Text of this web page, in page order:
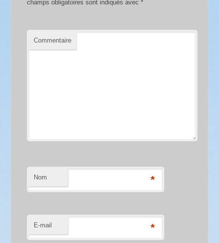
champs obligatoires sont indiqués avec*
Commentaire
Nom *
E-mail *